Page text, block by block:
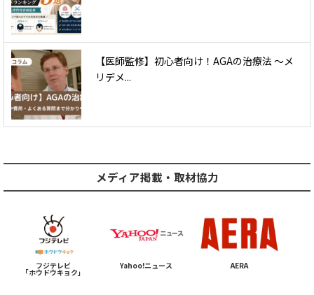
【医師監修】初心者向け！AGAの治療法 〜メ
リデメ...
メディア掲載・取材協力
フジテレビ
「ホウドウキョク」
Yahoo!ニュース AERA